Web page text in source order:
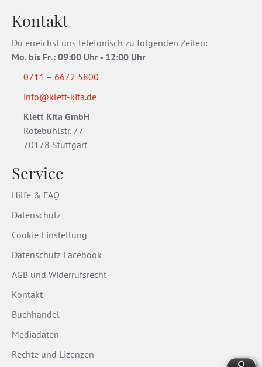
Kontakt
Du erreichst uns telefonisch zu folgenden Zeiten:
Mo. bis Fr.: 09:00 Uhr - 12:00 Uhr
0711 – 6672 5800
info@klett-kita.de
Klett Kita GmbH
Rotebühlstr. 77
70178 Stuttgart
Service
Hilfe & FAQ
Datenschutz
Cookie Einstellung
Datenschutz Facebook
AGB und Widerrufsrecht
Kontakt
Buchhandel
Mediadaten
Rechte und Lizenzen